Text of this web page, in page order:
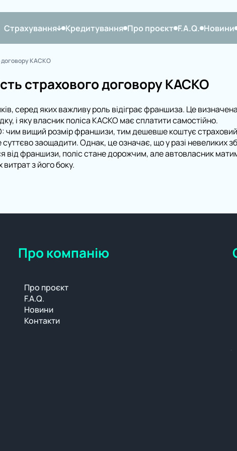
Страхування Кредитування Про проєкт F.A.Q. Новини
договору КАСКО
страхового договору КАСКО
серед яких важливу роль відіграє франшиза. Це
і яку власник поліса КАСКО має сплатити самостійно.
чим вищий розмір франшизи, тим дешевше коштує страховий
заощадити. Однак, це означає, що у разі невеликих
франшизи, поліс стане дорожчим, але автовласник
з його боку.
Про компанію
Про проєкт
F.A.Q.
Новини
Контакти